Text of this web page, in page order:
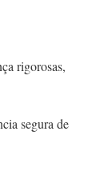
rigorosas,
segura de